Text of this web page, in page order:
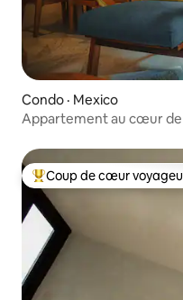
Condo · Mexico
Appartement au cœur de
Coup de cœur voyageurs
Coup de cœur